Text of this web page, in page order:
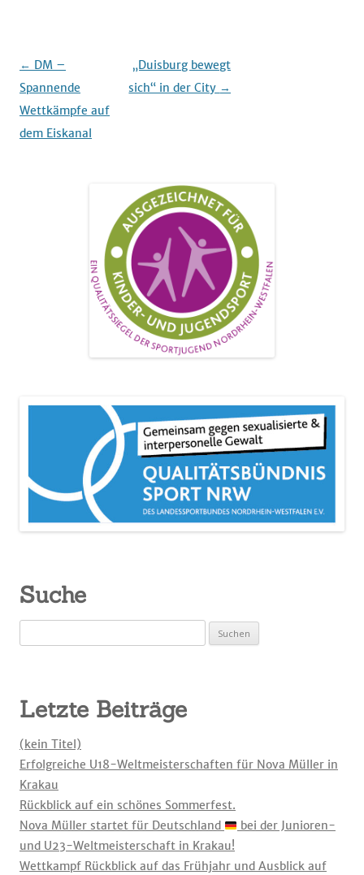
Beitrags-
Navigation
← DM –
Spannende
Wettkämpfe auf
dem Eiskanal
„Duisburg bewegt
sich“ in der City →
Suche
nach:
Letzte Beiträge
(kein Titel)
Erfolgreiche U18-Weltmeisterschaften für Nova Müller in
Krakau
Rückblick auf ein schönes Sommerfest.
Nova Müller startet für Deutschland
bei der Junioren-
und U23-Weltmeisterschaft in Krakau!
Wettkampf Rückblick auf das Frühjahr und Ausblick auf